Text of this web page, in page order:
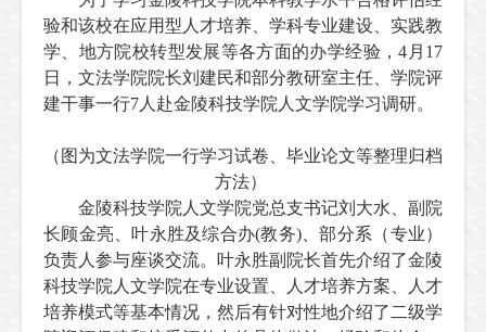
验和该校在应用型人才培养、学科专业建设、实践教
学、地方院校转型发展等各方面的办学经验，4 月 17
日，文法学院院长刘建民和部分教研室主任、学院评
建干事一行7 人赴金陵科技学院人文学院学习调研。
（图为文法学院一行学习试卷、毕业论文等整理归档
方法）
金陵科技学院人文学院党总支书记刘大水、副院
长顾金亮、叶永胜及综合办(教务)、部分系（专业）
负责人参与座谈交流。叶永胜副院长首先介绍了金陵
科技学院人文学院在专业设置、人才培养方案、人才
培养模式等基本情况，然后有针对性地介绍了二级学